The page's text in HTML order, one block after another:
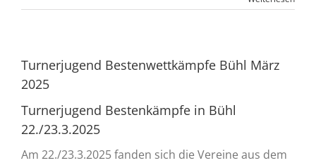
Turnerjugend Bestenwettkämpfe Bühl März
2025
Turnerjugend Bestenkämpfe in Bühl
22./23.3.2025
Am 22./23.3.2025 fanden sich die Vereine aus dem